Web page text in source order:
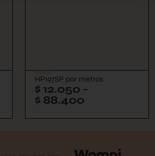
Pabilos
HP197SP por metros
$ 12.050 -
$ 88.400